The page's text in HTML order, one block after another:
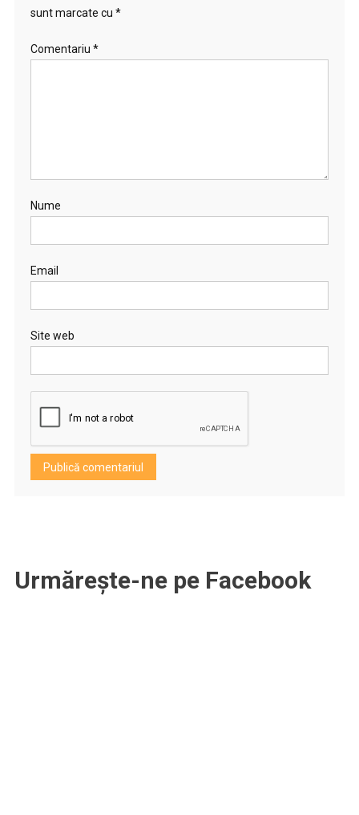
sunt marcate cu *
Comentariu *
Nume
Email
Site web
Urmărește-ne pe Facebook